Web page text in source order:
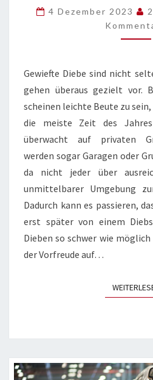
4 Dezember 2023
Gewiefte Diebe sind nicht
gehen überaus gezielt vor.
scheinen leichte Beute zu
die meiste Zeit des
überwacht auf privaten
werden sogar Garagen oder
da nicht jeder über
unmittelbarer Umgebung
Dadurch kann es passieren,
erst später von einem
Dieben so schwer wie
der Vorfreude auf…